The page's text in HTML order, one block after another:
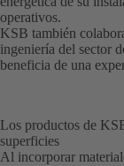
operativos.
KSB también
ingeniería del sector
beneficia de una
Los productos de
superficies
Al incorporar